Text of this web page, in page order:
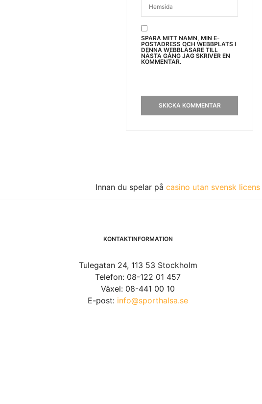
SPARA MITT NAMN, MIN E-
POSTADRESS OCH WEBBPLATS I
DENNA WEBBLÄSARE TILL
NÄSTA GÅNG JAG SKRIVER EN
KOMMENTAR.
Innan du spelar på casino utan svensk licens
KONTAKTINFORMATION
Tulegatan 24, 113 53 Stockholm
Telefon: 08-122 01 457
Växel: 08-441 00 10
E-post: info@sporthalsa.se